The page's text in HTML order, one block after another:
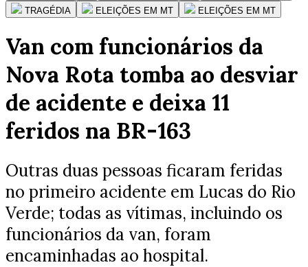
TRAGÉDIA
ELEIÇÕES EM MT ELEIÇÕES EM MT
Van com funcionários da
Nova Rota tomba ao desviar
de acidente e deixa 11
feridos na BR-163
Outras duas pessoas ficaram feridas
no primeiro acidente em Lucas do Rio
Verde; todas as vítimas, incluindo os
funcionários da van, foram
encaminhadas ao hospital.